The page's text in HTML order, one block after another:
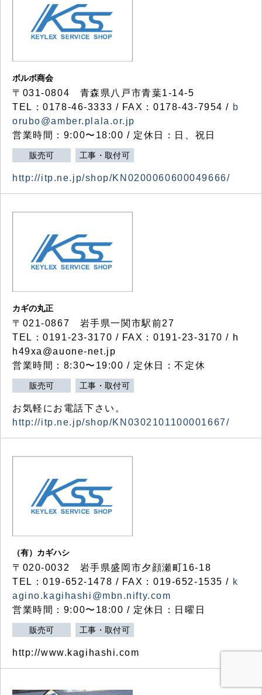
ボルボ商会
〒031-0804 青森県八戸市青葉1-14-5
TEL：0178-46-3333 / FAX：0178-43-7954 / b
orubo@amber.plala.or.jp
営業時間：9:00〜18:00 / 定休日：日、祝日
販売可 工事・取付可
http://itp.ne.jp/shop/KN0200060600049666/
カギの丸正
〒021-0867 岩手県一関市駅前27
TEL：0191-23-3170 / FAX：0191-23-3170 / h
h49xa@auone-net.jp
営業時間：8:30〜19:00 / 定休日：不定休
販売可 工事・取付可
お気軽にお電話下さい。
http://itp.ne.jp/shop/KN0302101100001667/
（有）カギハシ
〒020-0032 岩手県盛岡市夕顔瀬町16-18
TEL：019-652-1478 / FAX：019-652-1535 / k
agino.kagihashi@mbn.nifty.com
営業時間：9:00〜18:00 / 定休日：日曜日
販売可 工事・取付可
http://www.kagihashi.com